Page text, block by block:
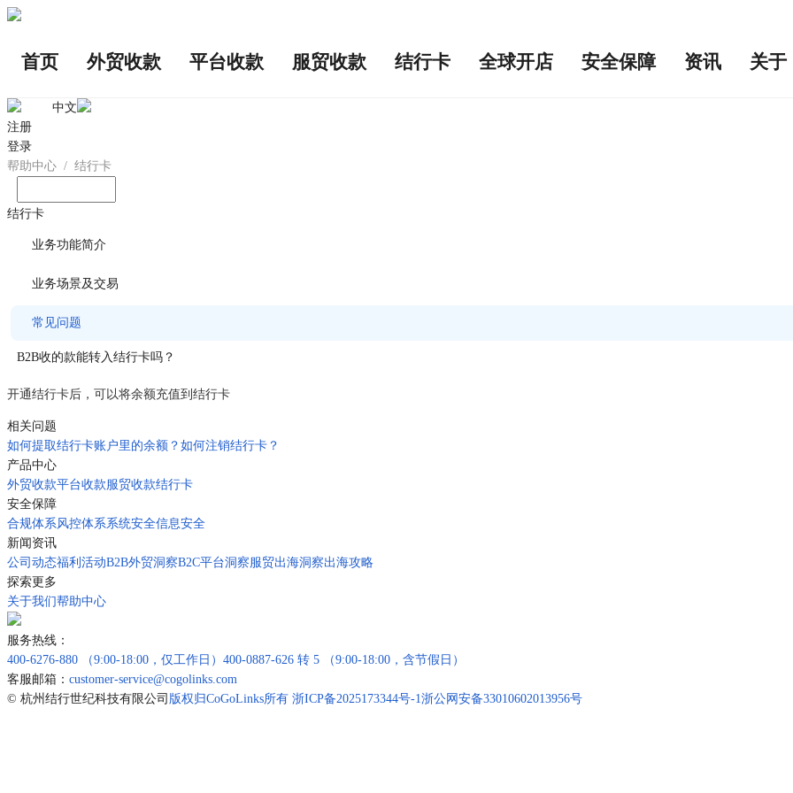
首页 外贸收款 平台收款 服贸收款 结行卡 全球开店 安全保障 资讯 关于
中文
注册
登录
帮助中心 / 结行卡
结行卡
业务功能简介
业务场景及交易
常见问题
B2B收的款能转入结行卡吗？
开通结行卡后，可以将余额充值到结行卡
相关问题
如何提取结行卡账户里的余额？ 如何注销结行卡？
产品中心
外贸收款平台收款 服贸收款结行卡
安全保障
合规体系 风控体系 系统安全信息安全
新闻资讯
公司动态福利活动B2B外贸洞察B2C平台洞察 服贸出海洞察出海攻略
探索更多
关于我们帮助中心
服务热线：
400-6276-880
（9:00-18:00，仅工作日） 400-0887-626 转 5
（9:00-18:00，含节假日）
客服邮箱： customer-service@cogolinks.com
© 杭州结行世纪科技有限公司 版权归CoGoLinks所有 浙ICP备2025173344号-1 浙公网安备33010602013956号